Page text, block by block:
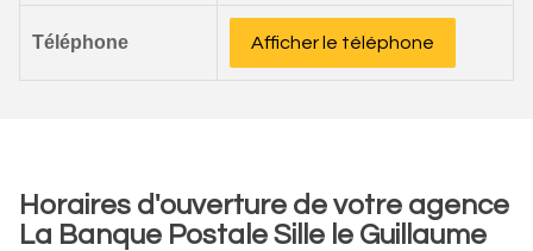
Téléphone Afficher le téléphone
Horaires d'ouverture de votre agence
La Banque Postale Sille le Guillaume